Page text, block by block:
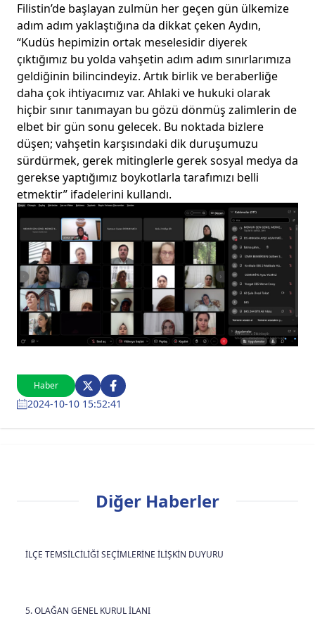
Haber
2024-10-10 15:52:41
Filistin’de başlayan zulmün her geçen gün ülkemize
adım adım yaklaştığına da dikkat çeken Aydın,
“Kudüs hepimizin ortak meselesidir diyerek
çıktığımız bu yolda vahşetin adım adım sınırlarımıza
geldiğinin bilincindeyiz. Artık birlik ve beraberliğe
daha çok ihtiyacımız var. Ahlaki ve hukuki olarak
hiçbir sınır tanımayan bu gözü dönmüş zalimlerin de
elbet bir gün sonu gelecek. Bu noktada bizlere
düşen; vahşetin karşısındaki dik duruşumuzu
sürdürmek, gerek mitinglerle gerek sosyal medya da
gerekse yaptığımız boykotlarla tarafımızı belli
etmektir” ifadelerini kullandı.
Diğer Haberler
İLÇE TEMSİLCİLİĞİ SEÇİMLERİNE İLİŞKİN DUYURU
5. OLAĞAN GENEL KURUL İLANI